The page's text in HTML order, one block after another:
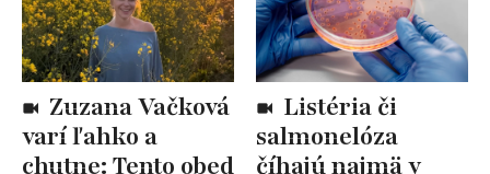
varí ľahko a
chutne: Tento obed
salmonelóza
číhajú najmä v